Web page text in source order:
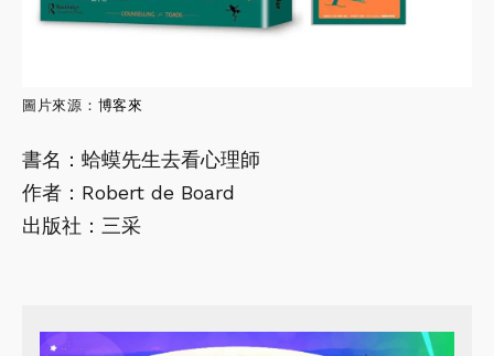
圖片來源： 博客來
書名：蛤蟆先生去看心理師
作者：Robert de Board
出版社：三采